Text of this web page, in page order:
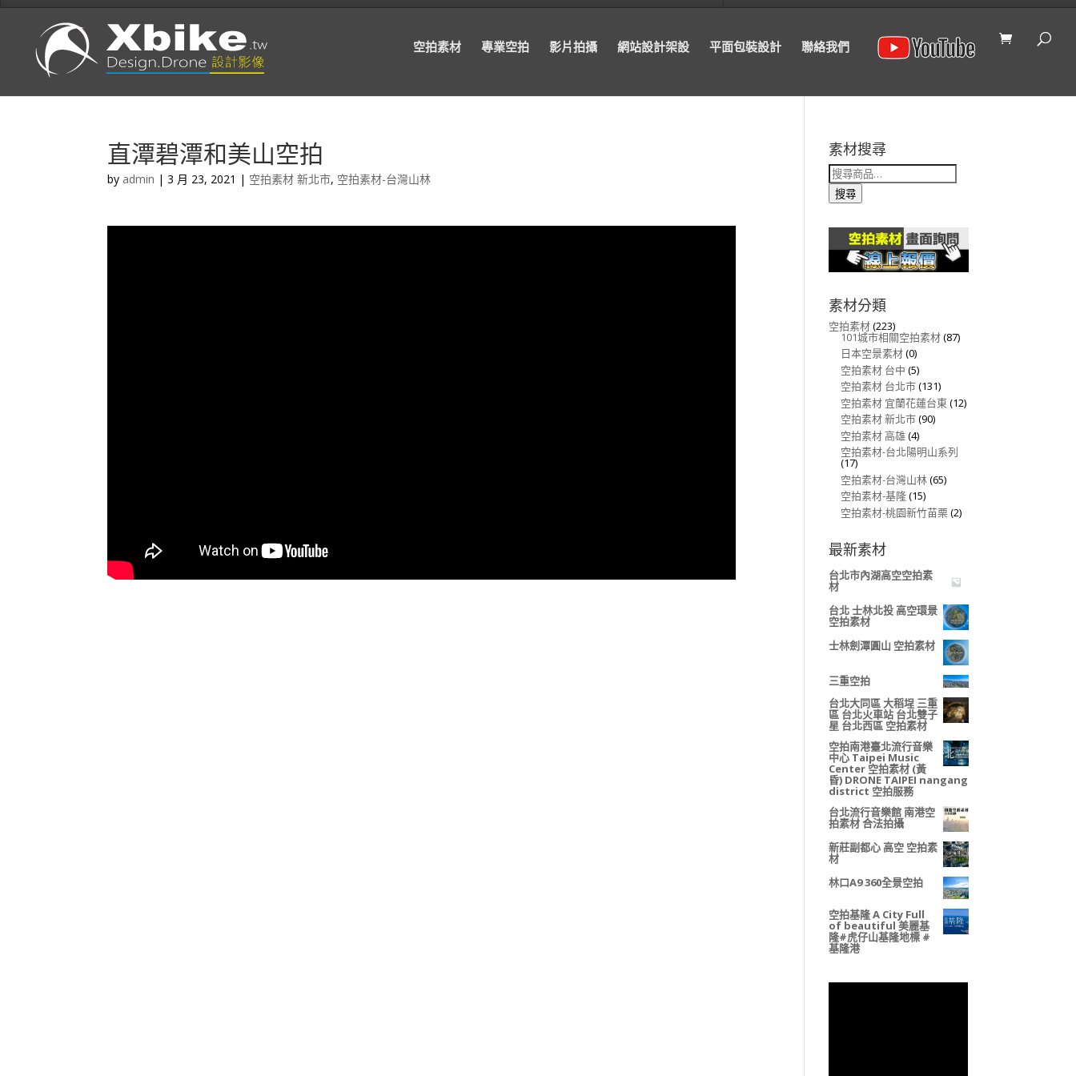
空拍素材 專業空拍 影片拍攝 網站設計架設 平面包裝設計 聯絡我們
直潭碧潭和美山空拍
by admin |3 月 23, 2021 | 空拍素材 新北市, 空拍素材-台灣山林
素材搜尋
搜
尋
關
鍵
搜尋
素材分類
空拍素材(223)
101城市相關空拍素材(87)
日本空景素材(0)
空拍素材 台中 (5)
空拍素材 台北市(131)
空拍素材 宜蘭花蓮台東(12)
空拍素材 新北市(90)
空拍素材 高雄 (4)
空拍素材-台北陽明山系列
(17)
空拍素材-台灣山林(65)
空拍素材-基隆(15)
空拍素材-桃園新竹苗栗(2)
最新素材
台北市內湖高空空拍素
材
台北 士林北投 高空環景
空拍素材
士林劍潭圓山 空拍素材
三重空拍
台北大同區 大稻埕 三重
區 台北火車站 台北雙子
星 台北西區 空拍素材
空拍南港臺北流行音樂
中心 Taipei Music
Center 空拍素材 (黃
昏) DRONE TAIPEI nangang
district 空拍服務
台北流行音樂館 南港空
拍素材 合法拍攝
新莊副都心 高空 空拍素
材
林口A9 360全景空拍
空拍基隆 A City Full
of beautiful 美麗基
隆#虎仔山基隆地標 #
基隆港